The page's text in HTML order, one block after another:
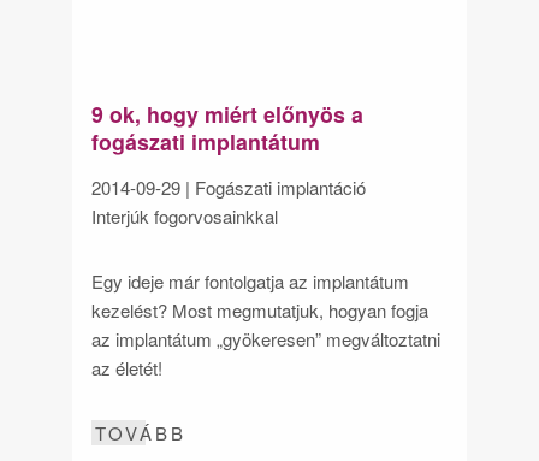
9 ok, hogy miért előnyös a
fogászati implantátum
2014-09-29 | Fogászati implantáció
Interjúk fogorvosainkkal
Egy ideje már fontolgatja az implantátum
kezelést? Most megmutatjuk, hogyan fogja
az implantátum „gyökeresen” megváltoztatni
az életét!
TOVÁBB